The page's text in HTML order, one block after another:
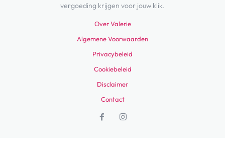
vergoeding krijgen voor jouw klik.
Over Valerie
Algemene Voorwaarden
Privacybeleid
Cookiebeleid
Disclaimer
Contact